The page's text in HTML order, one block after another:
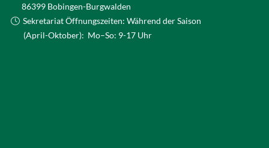
86399 Bobingen-Burgwalden
Sekretariat Öffnungszeiten: Während der Saison
(April-Oktober): Mo–So: 9-17 Uhr